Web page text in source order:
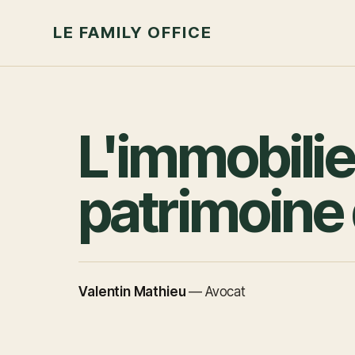
LE FAMILY OFFICE
Valentin Mathieu — Avocat